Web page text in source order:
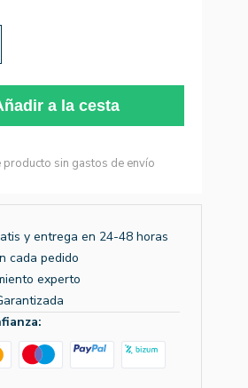
a la cesta
producto sin gastos de envío
y entrega en 24-48 horas
cada pedido
experto